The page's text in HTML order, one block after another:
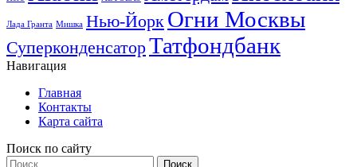
Лада Гранта Мишка Нью-Йорк Огни Москвы
СуперконденсаторТатфондбанк
Навигация
Главная
Контакты
Карта сайта
Поиск по сайту
Найти: